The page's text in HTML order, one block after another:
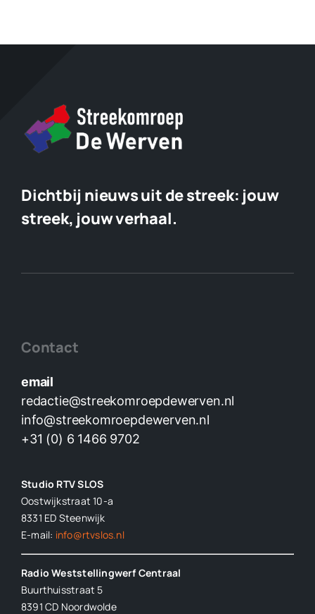
Dichtbij nieuws uit de streek: jouw
streek, jouw verhaal.
Contact
email
redactie@streekomroepdewerven.nl
info@streekomroepdewerven.nl
+31 (0) 6 1466 9702
Studio RTV SLOS
Oostwijkstraat 10-a
8331 ED Steenwijk
E-mail: info@rtvslos.nl
Radio Weststellingwerf Centraal
Buurthuisstraat 5
8391 CD Noordwolde